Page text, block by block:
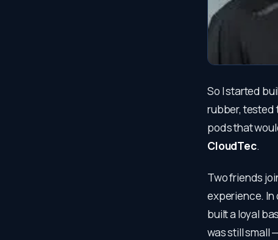
So I started
rubber, tested
pods that
CloudTec.
Two friends
experience. In
built a loyal
was still small